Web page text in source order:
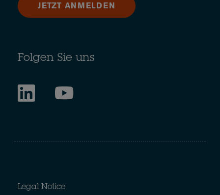
JETZT ANMELDEN
Folgen Sie uns
Legal Notice